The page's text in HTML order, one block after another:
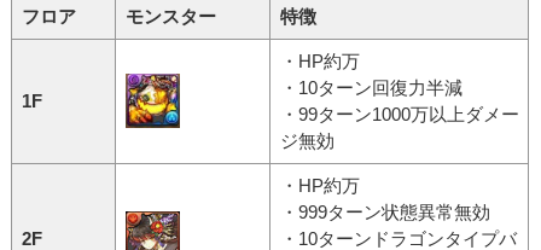
フロア モンスター 特徴
1F
・HP約万
・10ターン回復力半減
・99ターン1000万以上ダメー
ジ無効
2F
・HP約万
・999ターン状態異常無効
・10ターンドラゴンタイプバ